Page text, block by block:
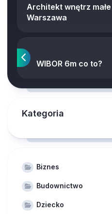
Architekt wnętrz
Warszawa
WIBOR 6m co to?
Kategoria
Biznes
Budownictwo
Dziecko